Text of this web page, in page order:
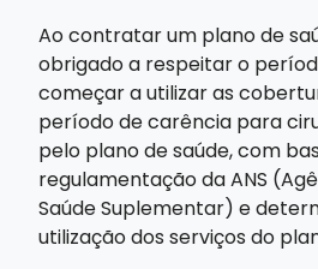
Ao contratar um plano de
obrigado a respeitar o
começar a utilizar as
período de carência para
pelo plano de saúde, com
regulamentação da ANS
Saúde Suplementar) e
utilização dos serviços do